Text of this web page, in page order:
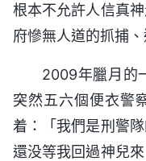
根本不允許人信真
府慘無人道的抓捕、
2009年臘月的
突然五六個便衣警
着：「我們是刑警
還没等我回過神兒